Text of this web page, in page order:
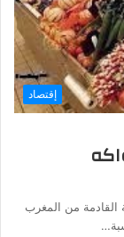
إقتصاد
القادمة من المغرب